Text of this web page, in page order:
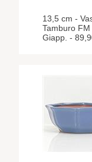
13,5 cm -
Tamburo
Giapp. -